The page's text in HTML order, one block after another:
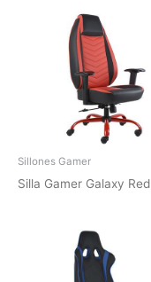
Sillones Gamer
Silla Gamer Galaxy Red